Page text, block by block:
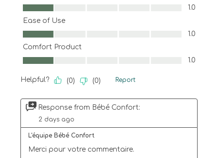
Quality of Product, 1.0 out of 5
1.0
Ease of Use
Ease of Use, 1.0 out of 5
1.0
Comfort Product
Comfort Product, 1.0 out of 5
1.0
Helpful? (0) (0) Report
Response from Bébé Confort:
2 days ago
L'équipe Bébé Confort
Merci pour votre commentaire.